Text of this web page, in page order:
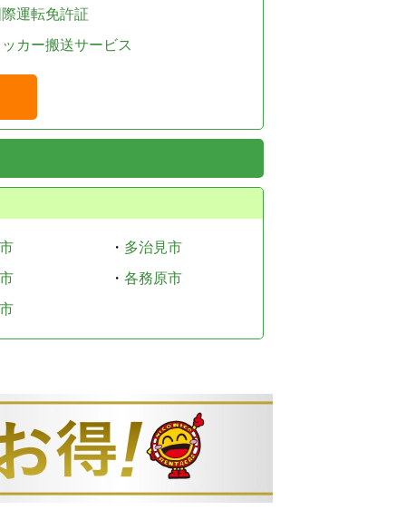
運転免許証
カー搬送サービス
・ 多治見市
・ 各務原市